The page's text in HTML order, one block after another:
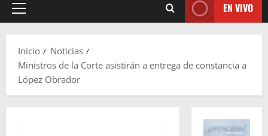
Menú
EN VIVO
Inicio
Noticias
Ministros de la Corte asistirán a entrega de constancia a
López Obrador